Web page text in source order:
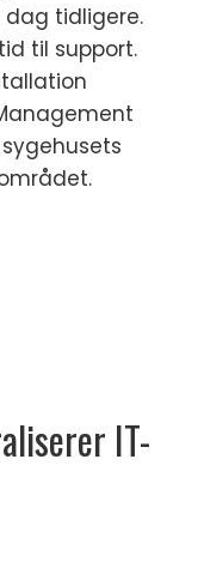
tidligere.
til support.
IT-